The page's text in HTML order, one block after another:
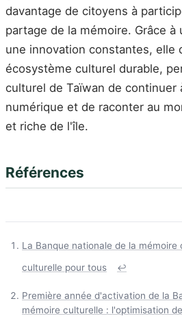
davantage de citoyens à
partage de la mémoire. Grâce
une innovation constantes, elle
écosystème culturel durable,
culturel de Taïwan de continuer
numérique et de raconter au
et riche de l'île.
Références
La Banque nationale de la
culturelle pour tous
↩
Première année d'activation de la
mémoire culturelle : l'optimisation